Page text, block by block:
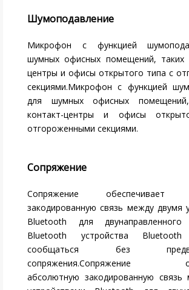
Шумоподавление
Микрофон с функцией
шумных офисных помещений, таких
центры и офисы открытого типа с
секциями.Микрофон с функцией
для шумных офисных
контакт-центры и офисы
отгороженными секциями.
Сопряжение
Сопряжение обеспечивает
закодированную связь между двумя
Bluetooth для двунаправленного
Bluetooth устройства
сообщаться без
сопряжения.Сопряжение
абсолютную закодированную связь